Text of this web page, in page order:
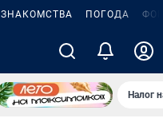
ЗНАКОМСТВА ПОГОДА
Налог